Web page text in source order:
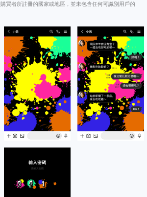
買者所註冊的國家或地區，並未包含任何可識別用戶的